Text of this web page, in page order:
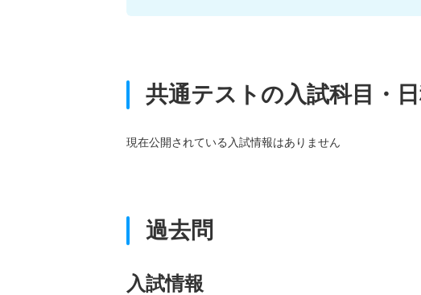
共通テストの入試科目・
現在公開されている入試情報はありません
過去問
入試情報